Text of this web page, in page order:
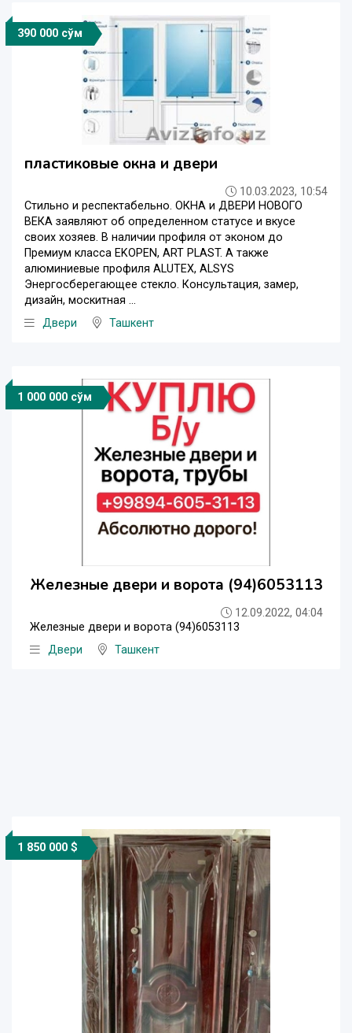
390 000 сўм
пластиковые окна и двери
10.03.2023, 10:54
Стильно и респектабельно. ОКНА и ДВЕРИ НОВОГО
ВЕКА заявляют об определенном статусе и вкусе
своих хозяев. В наличии профиля от эконом до
Премиум класса EKOPEN, ART PLAST. А также
алюминиевые профиля ALUTEX, ALSYS
Энергосберегающее стекло. Консультация, замер,
дизайн, москитная ...
Двери
Ташкент
1 000 000 сўм
Железные двери и ворота (94)6053113
12.09.2022, 04:04
Железные двери и ворота (94)6053113
Двери
Ташкент
1 850 000 $